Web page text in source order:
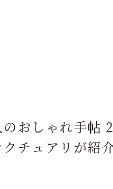
おしゃれ手帖
チュアリが紹